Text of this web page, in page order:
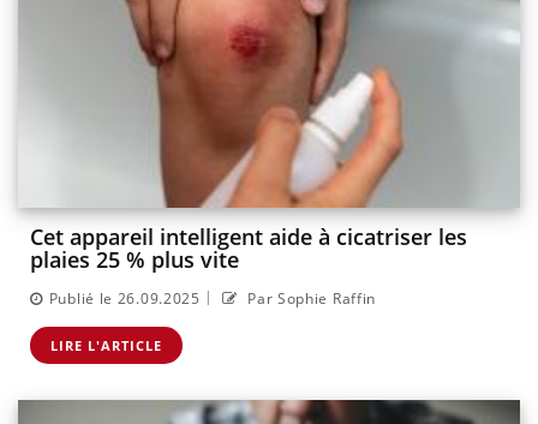
Cet appareil intelligent aide à cicatriser les
plaies 25 % plus vite
Publié le 26.09.2025 | Par Sophie Raffin
LIRE L'ARTICLE